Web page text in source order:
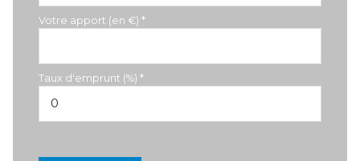
Votre apport (en €) *
Taux d'emprunt (%) *